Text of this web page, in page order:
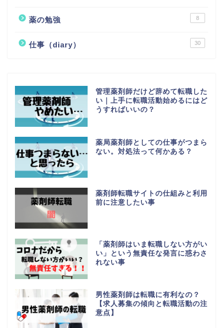
薬の勉強 8
仕事（diary） 30
管理薬剤師だけど辞めて転職した
い｜上手に転職活動始めるにはど
うすればいいの？
薬局薬剤師としての仕事がつまら
ない。対処法って何かある？
薬剤師転職サイトの仕組みと利用
前に注意したい事
「薬剤師はいま転職しない方がい
い」という無責任な発言に惑わさ
れない事
男性薬剤師は転職に有利なの？
【求人募集の傾向と転職活動の注
意点】